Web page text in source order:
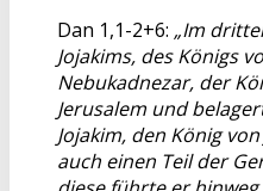
Dan 1,1-2+6: „Im
Jojakims, des Königs
Nebukadnezar, der
Jerusalem und
Jojakim, den König
auch einen Teil der